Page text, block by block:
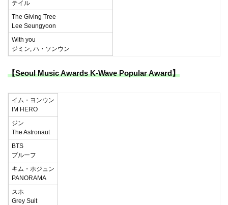
テイル
The Giving Tree
Lee Seungyoon
With you
ジミン, ハ・ソンウン
【Seoul Music Awards K-Wave Popular Award】
イム・ヨンウン
IM HERO
ジン
The Astronaut
BTS
プルーフ
キム・ホジュン
PANORAMA
スホ
Grey Suit